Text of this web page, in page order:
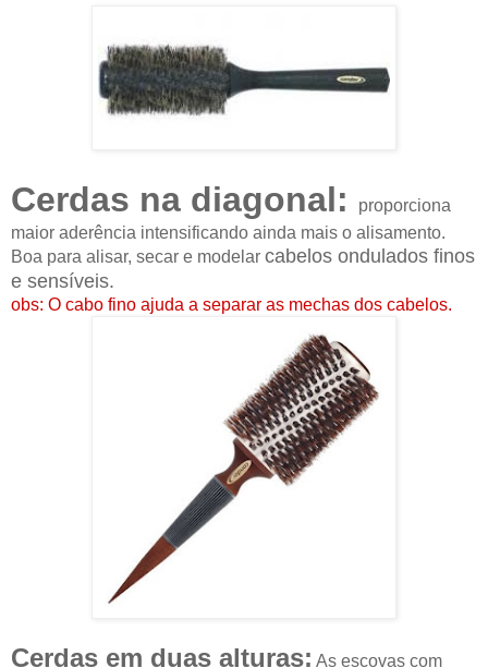
Cerdas na diagonal:
proporciona
maior aderência intensificando ainda mais o alisamento.
Boa para alisar, secar e modelar cabelos ondulados finos
e sensíveis.
obs: O cabo fino ajuda a separar as mechas dos cabelos.
Cerdas em duas alturas: As escovas com